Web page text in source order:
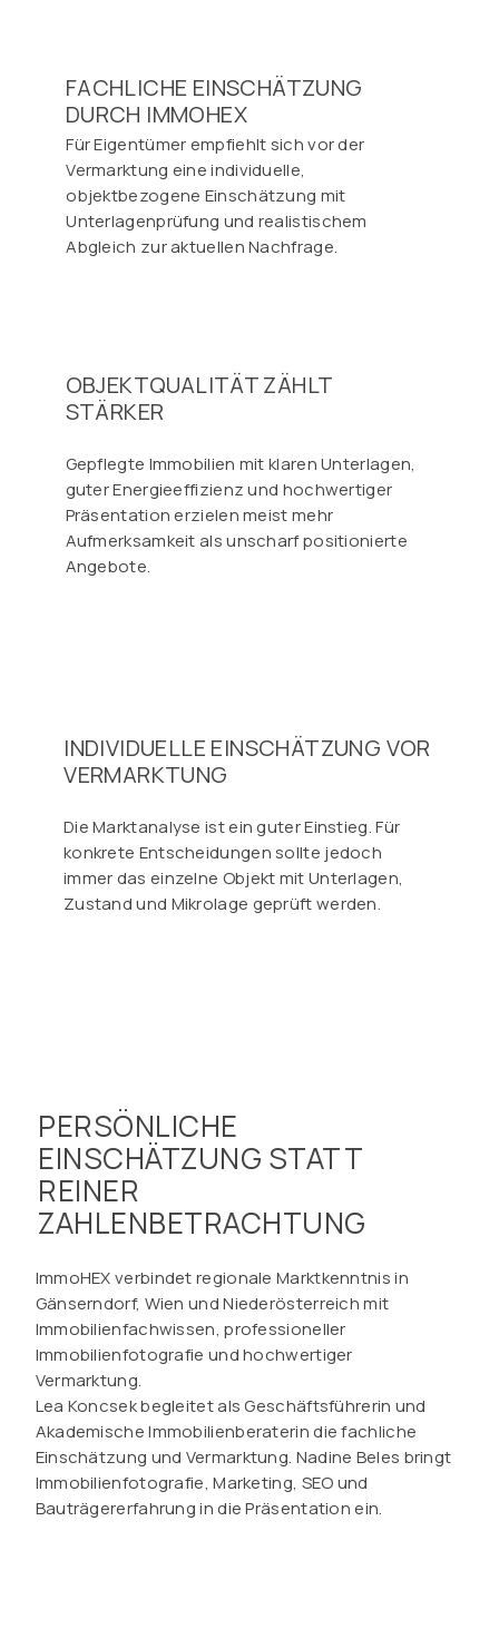
OBJEKTQUALITÄT ZÄHLT
STÄRKER
Gepflegte Immobilien mit klaren Unterlagen,
guter Energieeffizienz und hochwertiger
Präsentation erzielen meist mehr
Aufmerksamkeit als unscharf positionierte
Angebote.
INDIVIDUELLE EINSCHÄTZUNG VOR
VERMARKTUNG
Die Marktanalyse ist ein guter Einstieg. Für
konkrete Entscheidungen sollte jedoch
immer das einzelne Objekt mit Unterlagen,
Zustand und Mikrolage geprüft werden.
FACHLICHE EINSCHÄTZUNG
DURCH IMMOHEX
Für Eigentümer empfiehlt sich vor der
Vermarktung eine individuelle,
objektbezogene Einschätzung mit
Unterlagenprüfung und realistischem
Abgleich zur aktuellen Nachfrage.
PERSÖNLICHE
EINSCHÄTZUNG STATT
REINER
ZAHLENBETRACHTUNG
ImmoHEX verbindet regionale Marktkenntnis in
Gänserndorf, Wien und Niederösterreich mit
Immobilienfachwissen, professioneller
Immobilienfotografie und hochwertiger
Vermarktung.
Lea Koncsek begleitet als Geschäftsführerin und
Akademische Immobilienberaterin die fachliche
Einschätzung und Vermarktung. Nadine Beles bringt
Immobilienfotografie, Marketing, SEO und
Bauträgererfahrung in die Präsentation ein.